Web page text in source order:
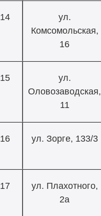
14
ул.
Комсомольская,
16
15
ул.
Оловозаводская,
11
16 ул. Зорге, 133/3
17
ул. Плахотного,
2а